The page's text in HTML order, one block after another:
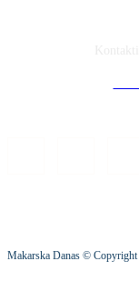
Makarska Danas © Copyright